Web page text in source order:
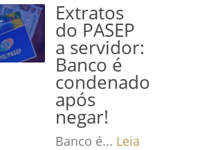
Extratos
do PASEP
a servidor:
Banco é
condenado
após
negar!
Banco é... Leia